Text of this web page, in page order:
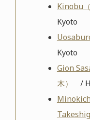
Kinobu
Kyoto
Kyoto
Gion
木）
/